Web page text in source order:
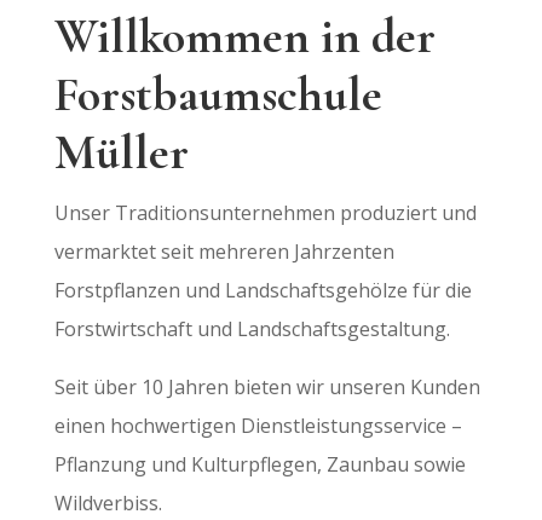
Willkommen in der
Forstbaumschule
Müller
Unser Traditionsunternehmen produziert und
vermarktet seit mehreren Jahrzenten
Forstpflanzen und Landschaftsgehölze für die
Forstwirtschaft und Landschaftsgestaltung.
Seit über 10 Jahren bieten wir unseren Kunden
einen hochwertigen Dienstleistungsservice –
Pflanzung und Kulturpflegen, Zaunbau sowie
Wildverbiss.